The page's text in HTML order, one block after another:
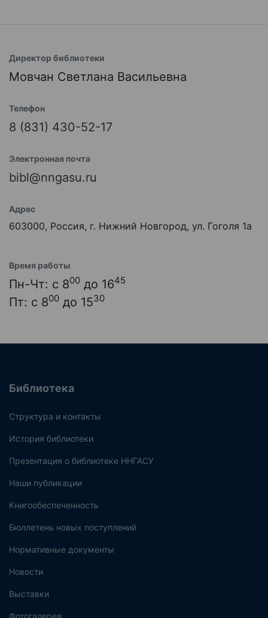
Директор библиотеки
Мовчан Светлана Васильевна
Телефон
8 (831) 430-52-17
Электронная почта
bibl@nngasu.ru
Адрес
603000, Россия, г. Нижний Новгород, ул. Гоголя 1а
Время работы
Пн-Чт: с 800 до 1645
Пт: с 800 до 1530
Библиотека
Структура и контакты
История библиотеки
Презентация о библиотеке ННГАСУ
Наши публикации
Книгообеспеченность
Бюллетень новых поступлений
Нормативные документы
Новости
Выставки
Фотогалерея